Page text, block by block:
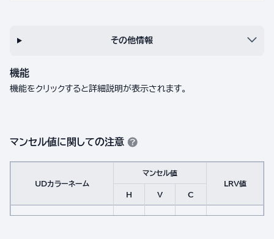
その他情報
機能
機能をクリックすると詳細説明が表示されます。
マンセル値に関しての注意
UDカラーネーム
マンセル値
LRV値
H
V C